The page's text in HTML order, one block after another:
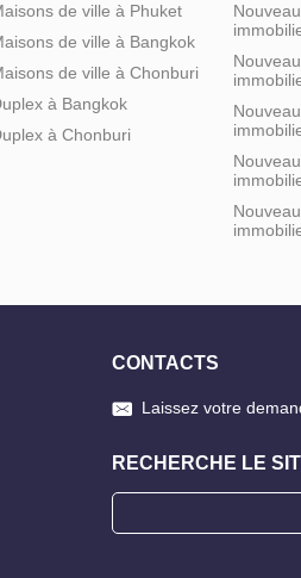
de ville à Phuket
de ville à Bangkok
de ville à Chonburi
à Bangkok
à Chonburi
CONTACTS
Laissez votre
RECHERCHE LE